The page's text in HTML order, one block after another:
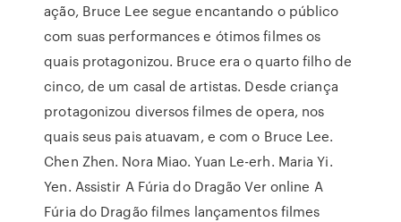
ação, Bruce Lee segue encantando o público
com suas performances e ótimos filmes os
quais protagonizou. Bruce era o quarto filho de
cinco, de um casal de artistas. Desde criança
protagonizou diversos filmes de opera, nos
quais seus pais atuavam, e com o Bruce Lee.
Chen Zhen. Nora Miao. Yuan Le-erh. Maria Yi.
Yen. Assistir A Fúria do Dragão Ver online A
Fúria do Dragão filmes lançamentos filmes